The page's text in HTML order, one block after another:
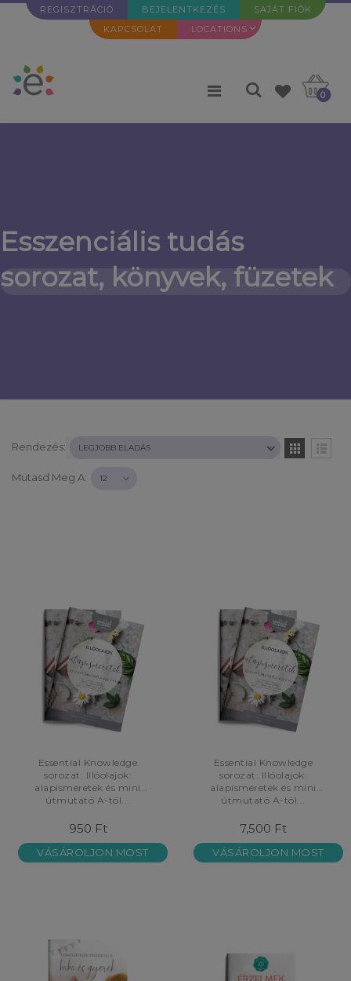
REGISZTRÁCIÓ BEJELENTKEZÉS
SAJÁT FIÓK
KAPCSOLAT
LOCATIONS
0
Esszenciális tudás
sorozat, könyvek, füzetek
Rendezés:
Mutasd Meg A:
Essential Knowledge
sorozat: Illóolajok:
alapismeretek és mini
útmutató A-tól...
950 Ft
VÁSÁROLJON MOST
Essential Knowledge
sorozat: Illóolajok:
alapismeretek és mini
útmutató A-tól...
7,500 Ft
VÁSÁROLJON MOST